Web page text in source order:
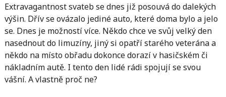
Extravagantnost svateb se dnes již posouvá do dalekých
výšin. Dřív se ovázalo jediné auto, které doma bylo a jelo
se. Dnes je možností více. Někdo chce ve svůj velký den
nasednout do limuzíny, jiný si opatří starého veterána a
někdo na místo obřadu dokonce dorazí v hasičském či
nákladním autě. I tento den lidé rádi spojují se svou
vášní. A vlastně proč ne?